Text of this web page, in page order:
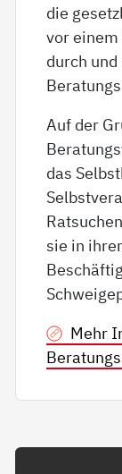
die
vor
durch
Auf der
das
sie in
Mehr